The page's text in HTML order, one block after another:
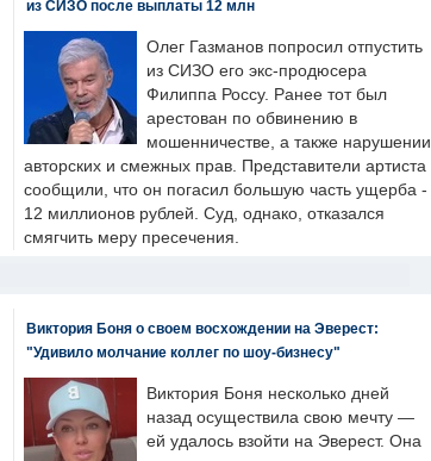
из СИЗО после выплаты 12 млн
Олег Газманов попросил отпустить
из СИЗО его экс-продюсера
Филиппа Россу. Ранее тот был
арестован по обвинению в
мошенничестве, а также нарушении
авторских и смежных прав. Представители артиста
сообщили, что он погасил большую часть ущерба -
12 миллионов рублей. Суд, однако, отказался
смягчить меру пресечения.
Виктория Боня о своем восхождении на Эверест:
"Удивило молчание коллег по шоу-бизнесу"
Виктория Боня несколько дней
назад осуществила свою мечту —
ей удалось взойти на Эверест. Она